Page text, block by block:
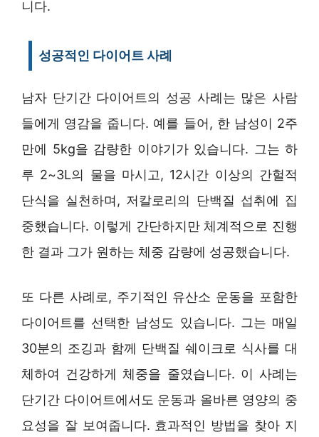
니다.
성공적인 다이어트 사례
남자 단기간 다이어트의 성공 사례는 많은 사람
들에게 영감을 줍니다. 예를 들어, 한 남성이 2주
만에 5kg을 감량한 이야기가 있습니다. 그는 하
루 2~3L의 물을 마시고, 12시간 이상의 간헐적
단식을 실천하며, 저칼로리의 단백질 섭취에 집
중했습니다. 이렇게 간단하지만 체계적으로 진행
한 결과 그가 원하는 체중 감량에 성공했습니다.
또 다른 사례로, 주기적인 유산소 운동을 포함한
다이어트를 선택한 남성도 있습니다. 그는 매일
30분의 조깅과 함께 단백질 쉐이크로 식사를 대
체하여 건강하게 체중을 줄였습니다. 이 사례는
단기간 다이어트에서도 운동과 올바른 영양의 중
요성을 잘 보여줍니다. 효과적인 방법을 찾아 지